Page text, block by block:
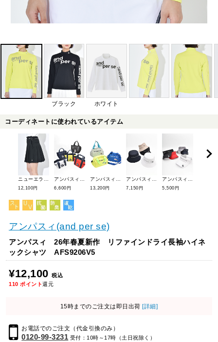
ブラック ホワイト
コーディネートに使われているアイテム
12,100円 6,600円 13,200円 7,150円 5,500円
アンパスィ(and per se)
アンパスィ 26年春夏新作 リファインドライ長袖ハイネ
ックシャツ AFS9206V5
¥12,100 税込
110 ポイント還元
15時までのご注文は即日出荷 [詳細]
お電話でのご注文（代金引換のみ）
0120-99-3231 受付：10時～17時（土日祝除く）